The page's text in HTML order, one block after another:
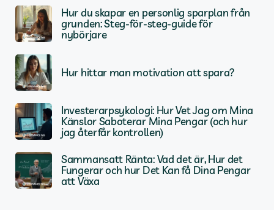
Hur du skapar en personlig sparplan från
grunden: Steg-för-steg-guide för
nybörjare
Hur hittar man motivation att spara?
Investerarpsykologi: Hur Vet Jag om Mina
Känslor Saboterar Mina Pengar (och hur
jag återfår kontrollen)
Sammansatt Ränta: Vad det är, Hur det
Fungerar och hur Det Kan få Dina Pengar
att Växa